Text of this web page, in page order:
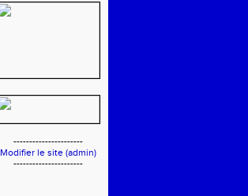
----------------------
Modifier le site (admin)
----------------------